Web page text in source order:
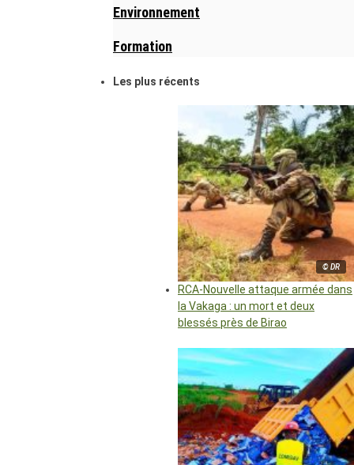
Environnement
Formation
Les plus récents
© DR
RCA-Nouvelle attaque armée dans
la Vakaga : un mort et deux
blessés près de Birao